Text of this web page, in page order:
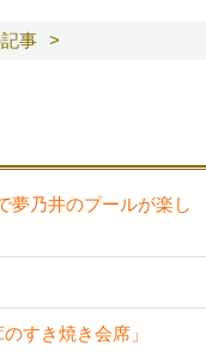
事
夢乃井のプールが楽し
すき焼き会席」